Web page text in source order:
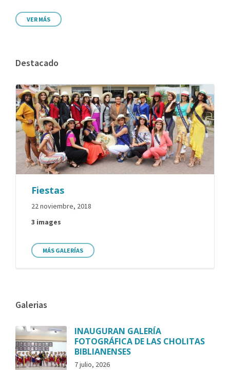
VER MÁS
Destacado
Fiestas
22 noviembre, 2018
3 images
MÁS GALERÍAS
Galerias
INAUGURAN GALERÍA
FOTOGRÁFICA DE LAS CHOLITAS
BIBLIANENSES
7 julio, 2026